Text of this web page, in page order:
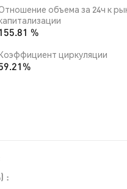
объема за 24ч к
%
циркуляции
: